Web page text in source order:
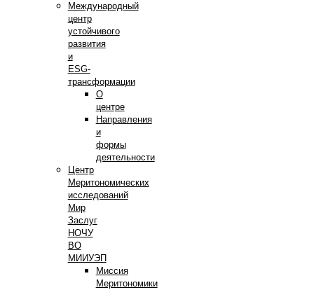
Международный
центр
устойчивого
развития
и
ESG-
трансформации
О
центре
Направления
и
формы
деятельности
Центр
Меритономических
исследований
Мир
Заслуг
НОЧУ
ВО
МИИУЭП
Миссия
Меритономики